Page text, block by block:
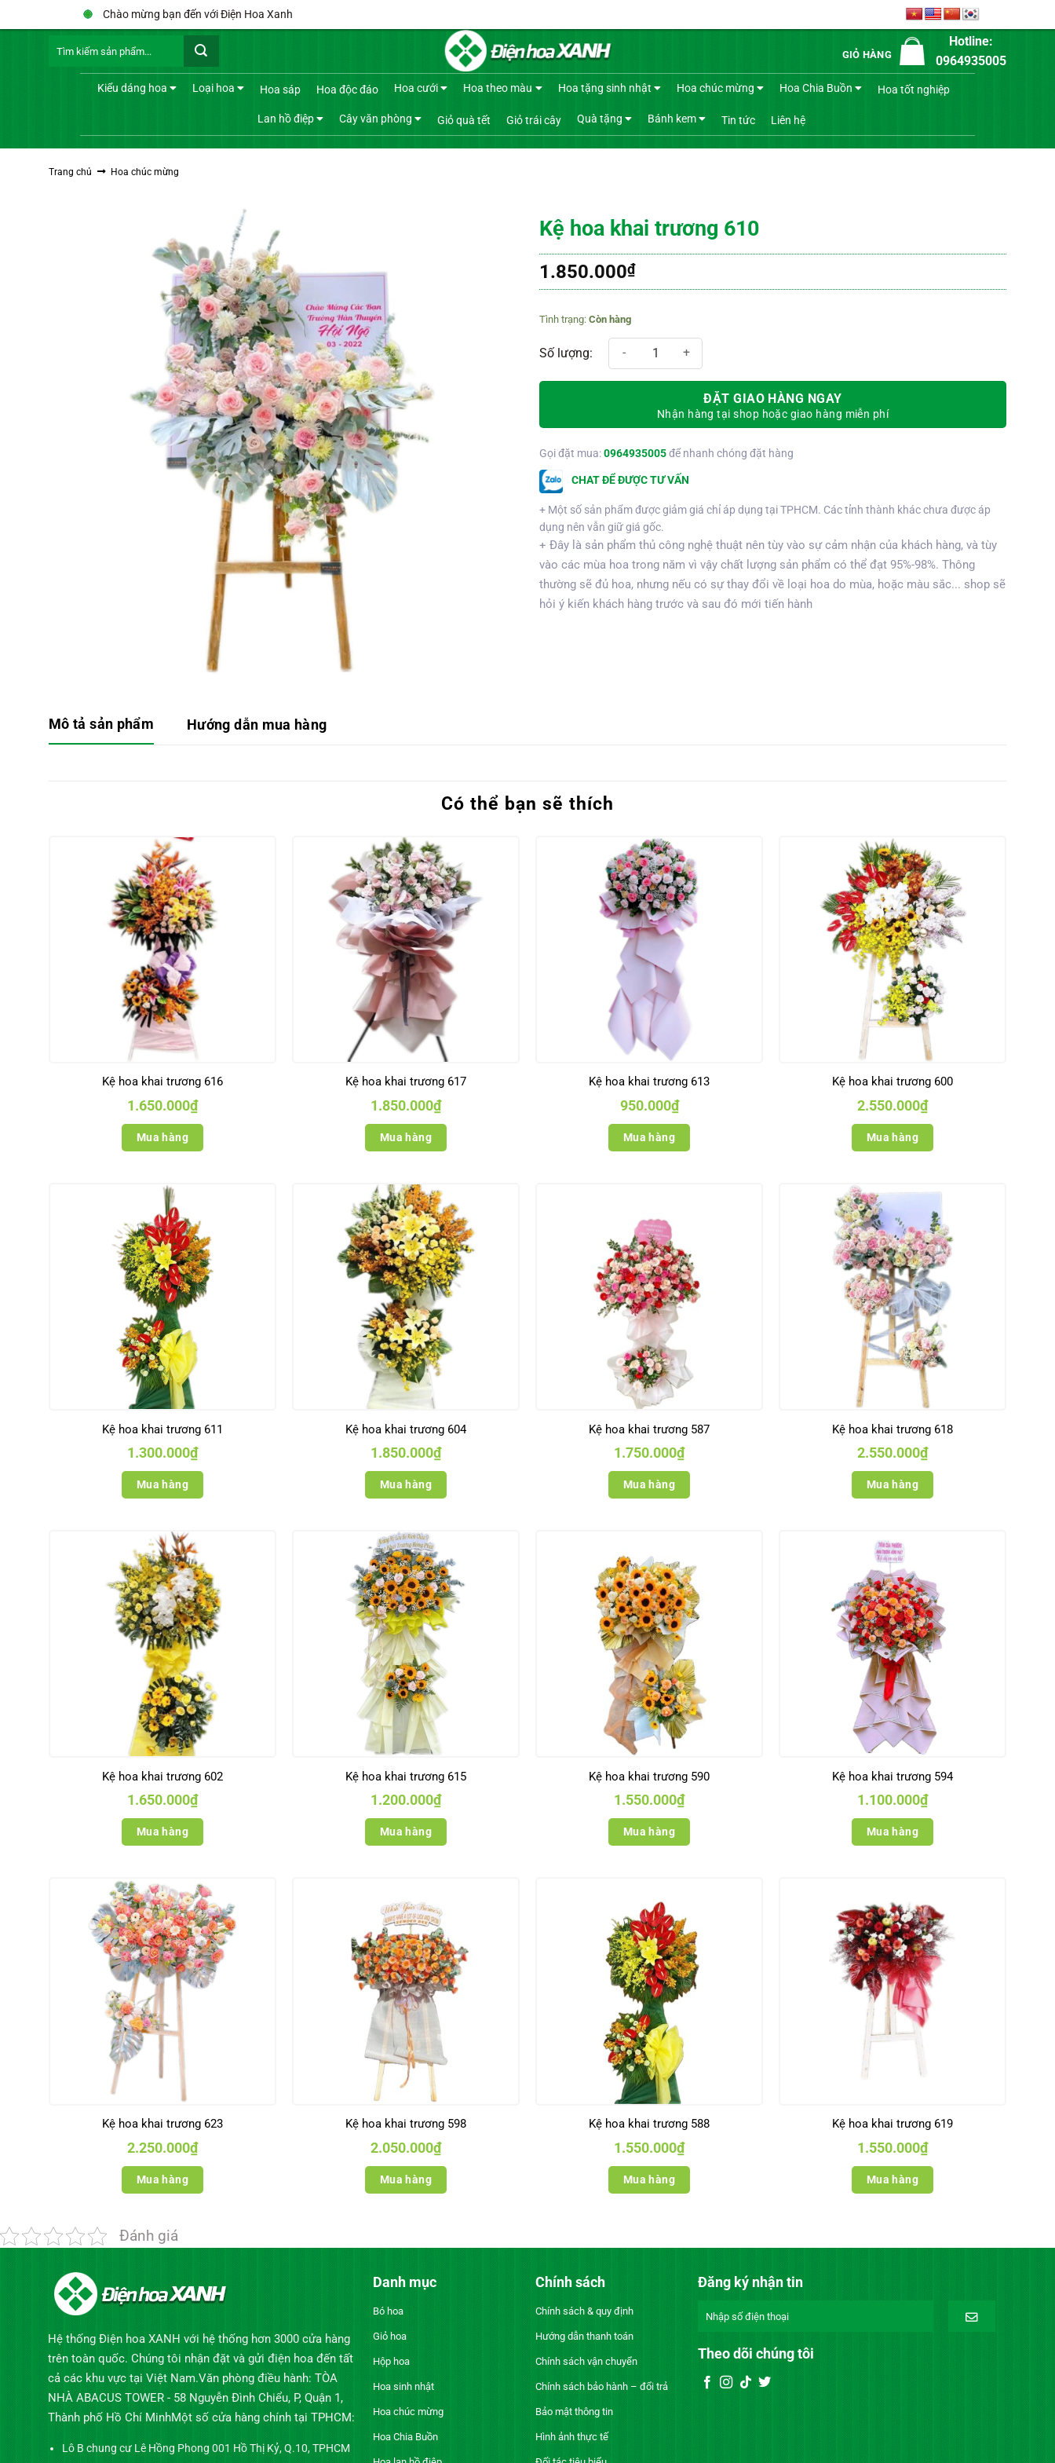
qua
Chào mừng bạn đến với Điện Hoa Xanh
kiếm:
GIỎ HÀNG
Hotline:
0964935005
Kiểu dáng hoa Loại hoa Hoa sáp Hoa độc đáo Hoa cưới Hoa theo màu Hoa tặng sinh nhật Hoa chúc mừng Hoa Chia Buồn Hoa tốt nghiệp
Lan hồ điệp Cây văn phòng Giỏ quà tết Giỏ trái cây Quà tặng Bánh kem Tin tức Liên hệ
Trang chủ Hoa chúc mừng
Kệ hoa khai trương 610
1.850.000₫
Còn hàng
Kệ hoa khai trương 610 số lượng
ĐẶT GIAO HÀNG NGAY
Nhận hàng tại shop hoặc giao hàng miễn phí
Gọi đặt mua:0964935005để nhanh chóng đặt hàng
CHAT ĐỂ ĐƯỢC TƯ VẤN
+ Một số sản phẩm được giảm giá chỉ áp dụng tại TPHCM. Các tỉnh thành khác chưa được áp
dụng nên vẫn giữ giá gốc.
+ Đây là sản phẩm thủ công nghệ thuật nên tùy vào sự cảm nhận của khách hàng, và tùy
vào các mùa hoa trong năm vì vậy chất lượng sản phẩm có thể đạt 95%-98%. Thông
thường sẽ đủ hoa, nhưng nếu có sự thay đổi về loại hoa do mùa, hoặc màu sắc... shop sẽ
hỏi ý kiến khách hàng trước và sau đó mới tiến hành
Mô tả sản phẩm Hướng dẫn mua hàng
Có thể bạn sẽ thích
Kệ hoa khai trương 616
1.650.000₫
Mua hàng
Kệ hoa khai trương 617
1.850.000₫
Mua hàng
Kệ hoa khai trương 613
950.000₫
Mua hàng
Kệ hoa khai trương 600
2.550.000₫
Mua hàng
Kệ hoa khai trương 611
1.300.000₫
Mua hàng
Kệ hoa khai trương 604
1.850.000₫
Mua hàng
Kệ hoa khai trương 587
1.750.000₫
Mua hàng
Kệ hoa khai trương 618
2.550.000₫
Mua hàng
Kệ hoa khai trương 602
1.650.000₫
Mua hàng
Kệ hoa khai trương 615
1.200.000₫
Mua hàng
Kệ hoa khai trương 590
1.550.000₫
Mua hàng
Kệ hoa khai trương 594
1.100.000₫
Mua hàng
Kệ hoa khai trương 623
2.250.000₫
Mua hàng
Kệ hoa khai trương 598
2.050.000₫
Mua hàng
Kệ hoa khai trương 588
1.550.000₫
Mua hàng
Kệ hoa khai trương 619
1.550.000₫
Mua hàng
Đánh giá
Hệ thống Điện hoa XANH với hệ thống hơn 3000 cửa hàng
trên toàn quốc. Chúng tôi nhận đặt và gửi điện hoa đến tất
cả các khu vực tại Việt Nam.Văn phòng điều hành: TÒA
NHÀ ABACUS TOWER - 58 Nguyễn Đình Chiểu, P, Quận 1,
Thành phố Hồ Chí MinhMột số cửa hàng chính tại TPHCM:
Lô B chung cư Lê Hồng Phong 001 Hồ Thị Kỷ, Q.10, TPHCM
Danh mục
Bó hoa
Giỏ hoa
Hộp hoa
Hoa sinh nhật
Hoa chúc mừng
Hoa Chia Buồn
Chính sách
Chính sách & quy định
Hướng dẫn thanh toán
Chính sách vận chuyển
Chính sách bảo hành – đổi trả
Bảo mật thông tin
Hình ảnh thực tế
Đăng ký nhận tin
Theo dõi chúng tôi